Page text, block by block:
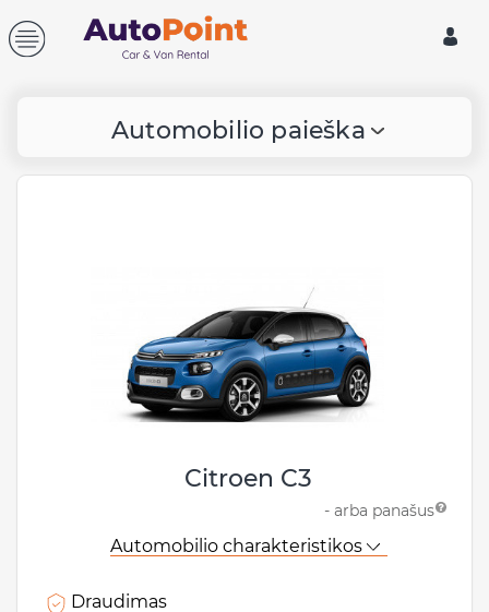
Automobilio paieška
Centrinis biuras, Ukmergės
246, Vilnius
Vilniaus Oro uostas (VNO)
Papildomas vienos krypties
mokestis: 50 €
mokestis: 50 €
Citroen C3
- arba panašus
Automobilio charakteristikos
Draudimas